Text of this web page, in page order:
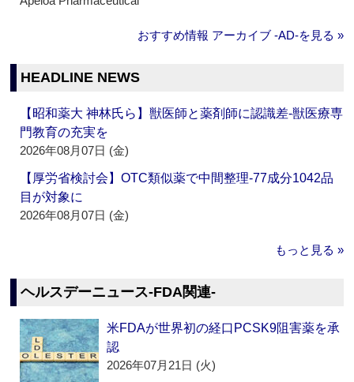
おすすめ情報 アーカイブ ‐AD‐を見る »
HEADLINE NEWS
【昭和薬大 神林氏ら】獣医師と薬剤師に認識差‐獣医療専
門教育の充実を
2026年08月07日 (金)
【厚労省検討会】OTC類似薬で中間整理‐77成分1042品
目が対象に
2026年08月07日 (金)
もっと見る »
ヘルスデーニュース‐FDA関連‐
米FDAが世界初の経口PCSK9阻害薬を承
認
2026年07月21日 (火)